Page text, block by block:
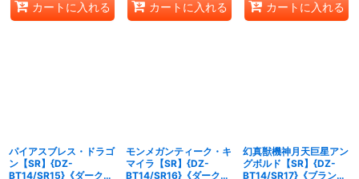
カートに入れる カートに入れる カートに入れる
パイアスブレス・ドラゴ
ン【SR】{DZ-
BT14/SR15}《ダークス
モンメガンティーク・キ
マイラ【SR】{DZ-
BT14/SR16}《ダークス
幻真獣機神月天巨星アン
グボルド【SR】{DZ-
BT14/SR17}《ブラント